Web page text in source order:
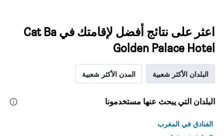
اعثر على نتائج أفضل لإقامتك في Cat Ba
Golden Palace Hotel
البلدان الأكثر شعبية المدن الأكثر شعبية
البلدان التي يبحث عنها مستخدمونا
الفنادق في المغرب